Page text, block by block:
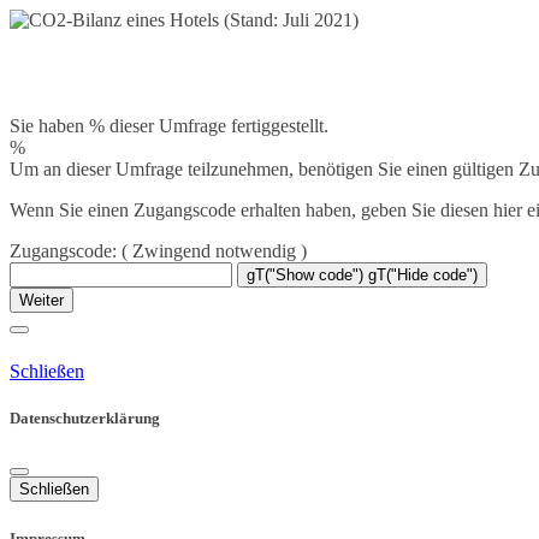
Sie haben % dieser Umfrage fertiggestellt.
%
Um an dieser Umfrage teilzunehmen, benötigen Sie einen gültigen
Wenn Sie einen Zugangscode erhalten haben, geben Sie diesen hier
Zugangscode: ( Zwingend notwendig )
gT("Show code") gT("Hide code")
Weiter
Schließen
Datenschutzerklärung
Schließen